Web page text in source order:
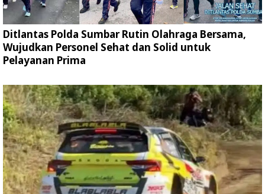
Ditlantas Polda Sumbar Rutin Olahraga Bersama,
Wujudkan Personel Sehat dan Solid untuk
Pelayanan Prima